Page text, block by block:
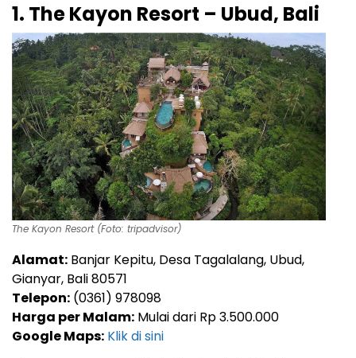
1. The Kayon Resort – Ubud, Bali
The Kayon Resort (Foto: tripadvisor)
Alamat: Banjar Kepitu, Desa Tagalalang, Ubud,
Gianyar, Bali 80571
Telepon: (0361) 978098
Harga per Malam: Mulai dari Rp 3.500.000
Google Maps: Klik di sini